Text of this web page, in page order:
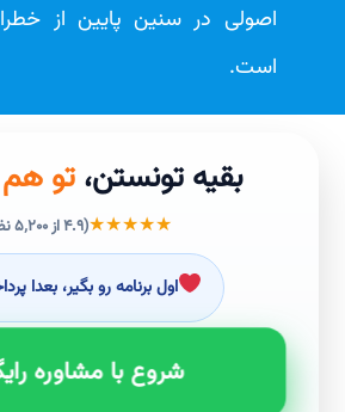
اصولی در سنین پایین از
است.
بقیه تونستن،تو
★★★★★(۴.۹ از ۵٬۲۰۰ نظر)
اول برنامه رو بگیر، بعدا
شروع با مشاوره